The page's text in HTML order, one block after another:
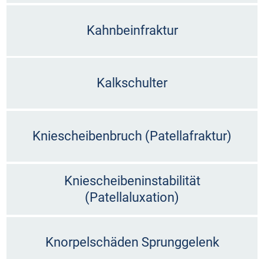
Kahnbeinfraktur
Kalkschulter
Kniescheibenbruch (Patellafraktur)
Kniescheibeninstabilität
(Patellaluxation)
Knorpelschäden Sprunggelenk